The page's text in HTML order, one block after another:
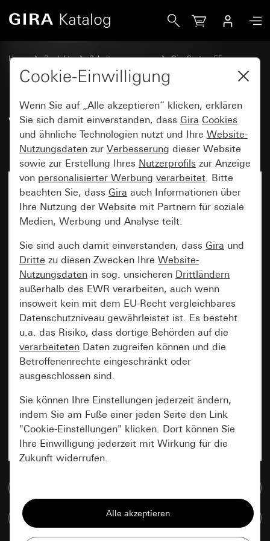
Home Produkte Schalterprogramme
Gira System 55
Wippensets für Bussysteme
Wippenset 3fach mit
Beschriftungsfeld System 55
Artikel vergleichen
Cookie-Einwilligung
Wenn Sie auf „Alle akzeptieren“ klicken, erklären
Sie sich damit einverstanden, dass Gira Cookies
und ähnliche Technologien nutzt und Ihre Website-
Nutzungsdaten zur Verbesserung dieser Website
sowie zur Erstellung Ihres Nutzerprofils zur Anzeige
von personalisierter Werbung verarbeitet. Bitte
beachten Sie, dass Gira auch Informationen über
Ihre Nutzung der Website mit Partnern für soziale
Medien, Werbung und Analyse teilt.
Sie sind auch damit einverstanden, dass Gira und
Dritte zu diesen Zwecken Ihre Website-
Nutzungsdaten in sog. unsicheren Drittländern
außerhalb des EWR verarbeiten, auch wenn
insoweit kein mit dem EU-Recht vergleichbares
Datenschutzniveau gewährleistet ist. Es besteht
u.a. das Risiko, dass dortige Behörden auf die
verarbeiteten Daten zugreifen können und die
Betroffenenrechte eingeschränkt oder
ausgeschlossen sind.
Sie können Ihre Einstellungen jederzeit ändern,
indem Sie am Fuße einer jeden Seite den Link
"Cookie-Einstellungen" klicken. Dort können Sie
Ihre Einwilligung jederzeit mit Wirkung für die
Zukunft widerrufen.
Alle Cookies, die wir benötigen um Ihnen die
Seite anzeigen zu können.